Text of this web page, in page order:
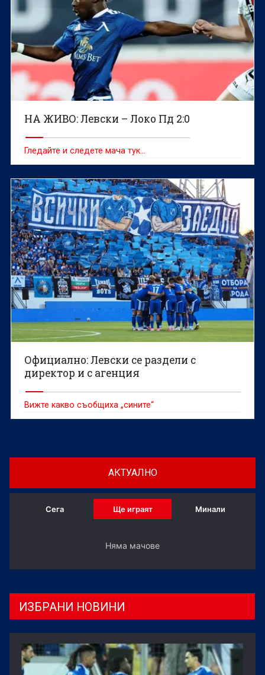
НА ЖИВО: Левски – Локо Пд 2:0
Гледайте и следете мача тук…
Официално: Левски се раздели с
директор и с агенция
Вижте какво съобщиха „сините“
АКТУАЛНО
Сега Ще играят Минали
Няма мачове
ИЗБРАНИ НОВИНИ